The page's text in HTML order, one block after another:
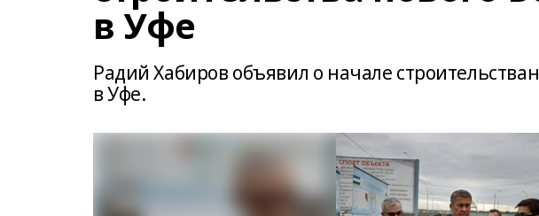
в Уфе
Радий Хабиров объявил о начале
в Уфе.